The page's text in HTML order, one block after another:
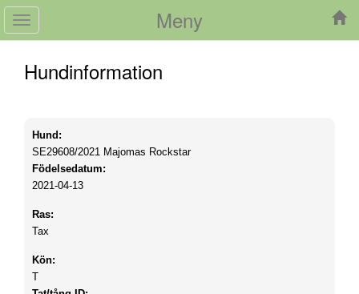
Meny
Toggle
navigation
Hundinformation
Hund:
SE29608/2021 Majomas Rockstar
Födelsedatum:
2021-04-13
Ras:
Tax
Kön:
T